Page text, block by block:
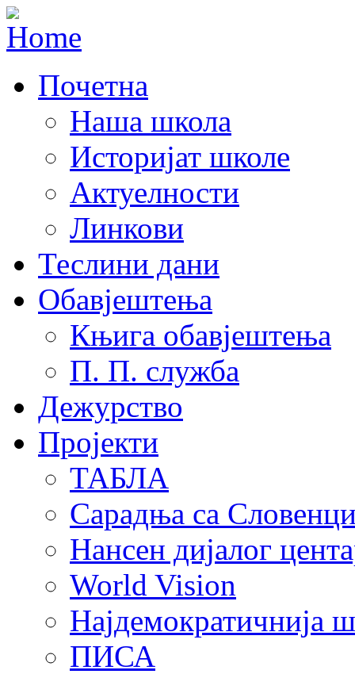
Почетна
Наша школа
Историјат школе
Актуелности
Линкови
Теслини дани
Обавјештења
Књига обавјештења
П. П. служба
Дежурство
Пројекти
ТАБЛА
Сарадња са
Нансен дијалог
World Vision
Најдемократичнија
ПИСА